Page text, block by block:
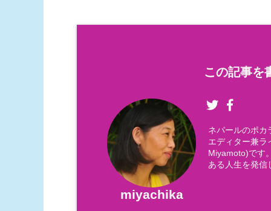
この記事を
miyachika
ネパールのポカ
エディター兼ラ
Miyamoto)です
ある人生を発信